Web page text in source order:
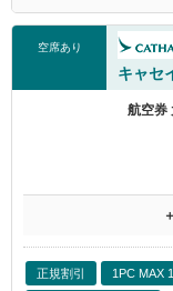
空席あり
キャセ
航空券
正規割引 1PC MAX